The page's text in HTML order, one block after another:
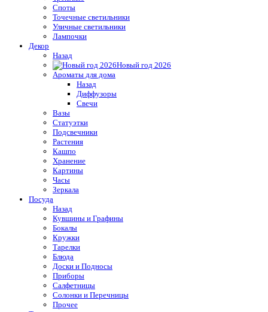
Споты
Точечные светильники
Уличные светильники
Лампочки
Декор
Назад
Новый год 2026
Ароматы для дома
Назад
Диффузоры
Свечи
Вазы
Статуэтки
Подсвечники
Растения
Кашпо
Хранение
Картины
Часы
Зеркала
Посуда
Назад
Кувшины и Графины
Бокалы
Кружки
Тарелки
Блюда
Доски и Подносы
Приборы
Салфетницы
Солонки и Перечницы
Прочее